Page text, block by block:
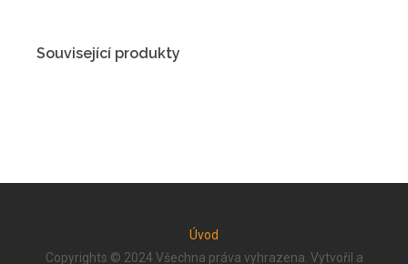
Související produkty
Úvod
Copyrights © 2024 Všechna práva vyhrazena. Vytvořil a